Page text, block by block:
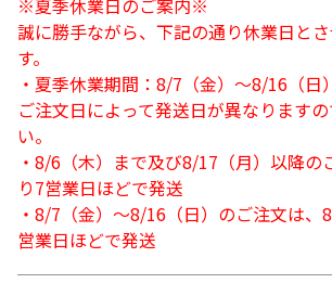
※夏季休業日のご案内※
誠に勝手ながら、下記の通り休業日と
す。
・夏季休業期間：8/7（金）～8/16（日）
ご注文日によって発送日が異なります
い。
・8/6（木）まで及び8/17（月）以降の
り7営業日ほどで発送
・8/7（金）～8/16（日）のご注文は、
営業日ほどで発送